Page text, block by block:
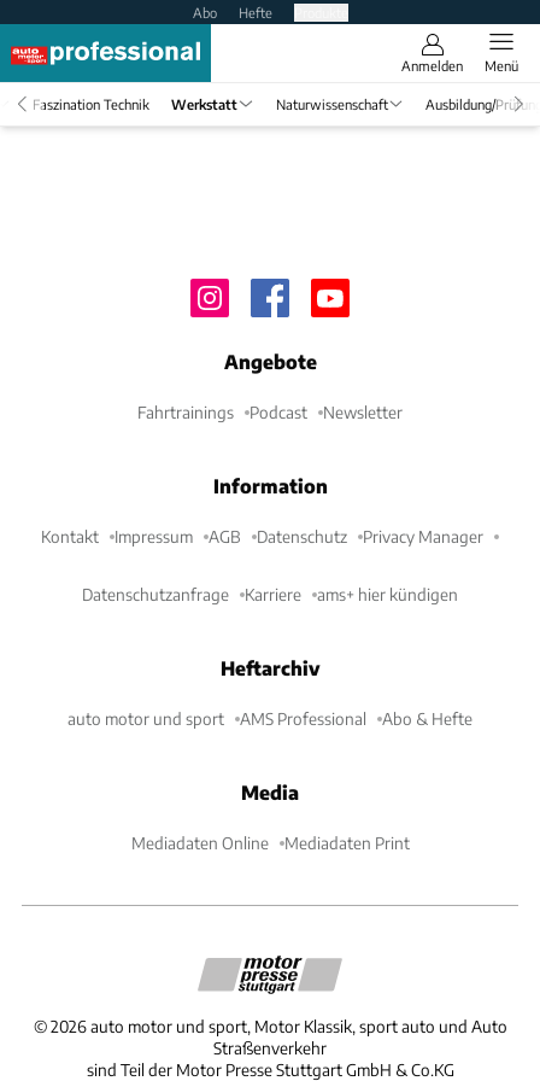
Abo Hefte
Anmelden Menü
Faszination Technik Werkstatt Naturwissenschaft Ausbildung/
Angebote
Fahrtrainings Podcast Newsletter
Information
Kontakt Impressum AGB Datenschutz Privacy Manager
Datenschutzanfrage Karriere ams+ hier kündigen
Heftarchiv
auto motor und sport AMS Professional Abo & Hefte
Media
Mediadaten Online Mediadaten Print
©2026 auto motor und sport, Motor Klassik, sport auto und Auto
Straßenverkehr
sind Teil der Motor Presse Stuttgart GmbH & Co.KG